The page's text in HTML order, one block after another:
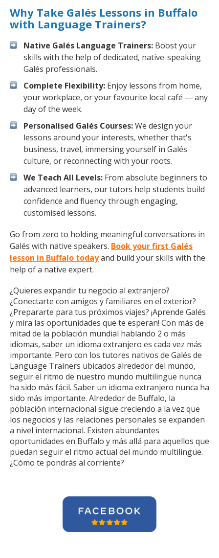
Why Take Galés Lessons in Buffalo
with Language Trainers?
Native Galés Language Trainers: Boost your
skills with the help of dedicated, native-speaking
Galés professionals.
Complete Flexibility: Enjoy lessons from home,
your workplace, or your favourite local café — any
day of the week.
Personalised Galés Courses:We design your
lessons around your interests, whether that's
business, travel, immersing yourself in Galés
culture, or reconnecting with your roots.
We Teach All Levels: From absolute beginners to
advanced learners, our tutors help students build
confidence and fluency through engaging,
customised lessons.
Go from zero to holding meaningful conversations in
Galés with native speakers. Book your first Galés
lesson in Buffalo todayand build your skills with the
help of a native expert.
¿Quieres expandir tu negocio al extranjero?
¿Conectarte con amigos y familiares en el exterior?
¿Prepararte para tus próximos viajes? ¡Aprende Galés
y mira las oportunidades que te esperan! Con más de
mitad de la población mundial hablando 2 o más
idiomas, saber un idioma extranjero es cada vez más
importante. Pero con los tutores nativos de Galés de
Language Trainers ubicados alrededor del mundo,
seguir el ritmo de nuestro mundo multilingüe nunca
ha sido más fácil. Saber un idioma extranjero nunca ha
sido más importante. Alrededor de Buffalo, la
población internacional sigue creciendo a la vez que
los negocios y las relaciones personales se expanden
a nivel internacional. Existen abundantes
oportunidades en Buffalo y más allá para aquellos que
puedan seguir el ritmo actual del mundo multilingüe.
¿Cómo te pondrás al corriente?